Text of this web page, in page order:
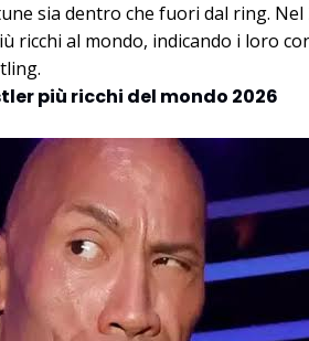
sia dentro che fuori dal ring. Nel
ricchi al mondo, indicando i loro
più ricchi del mondo 2026